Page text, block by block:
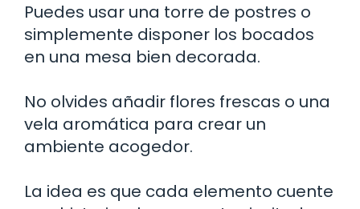
Puedes usar una torre de postres o
simplemente disponer los bocados
en una mesa bien decorada.
No olvides añadir flores frescas o una
vela aromática para crear un
ambiente acogedor.
La idea es que cada elemento cuente